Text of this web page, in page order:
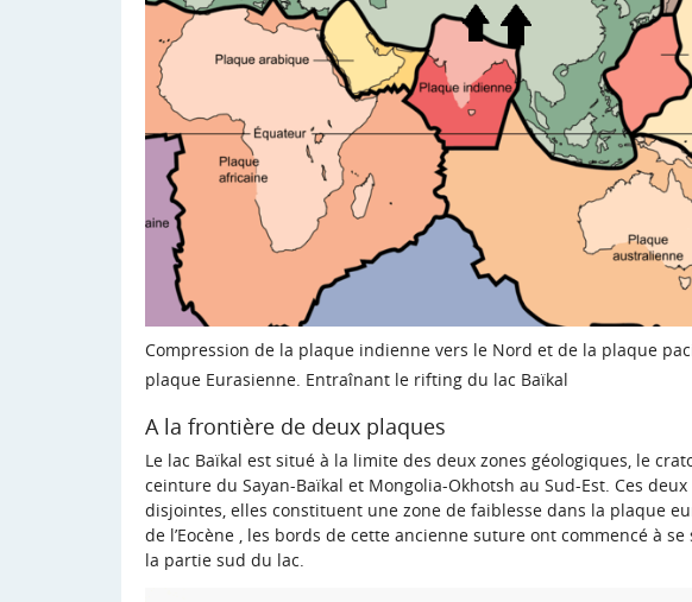
Compression de la plaque indienne vers le Nord et de la plaque
plaque Eurasienne. Entraînant le rifting du lac Baïkal
A la frontière de deux plaques
Le lac Baïkal est situé à la limite des deux zones géologiques, le
ceinture du Sayan-Baïkal et Mongolia-Okhotsh au Sud-Est. Ces
disjointes, elles constituent une zone de faiblesse dans la plaque
de l’Eocène , les bords de cette ancienne suture ont commencé à
la partie sud du lac.